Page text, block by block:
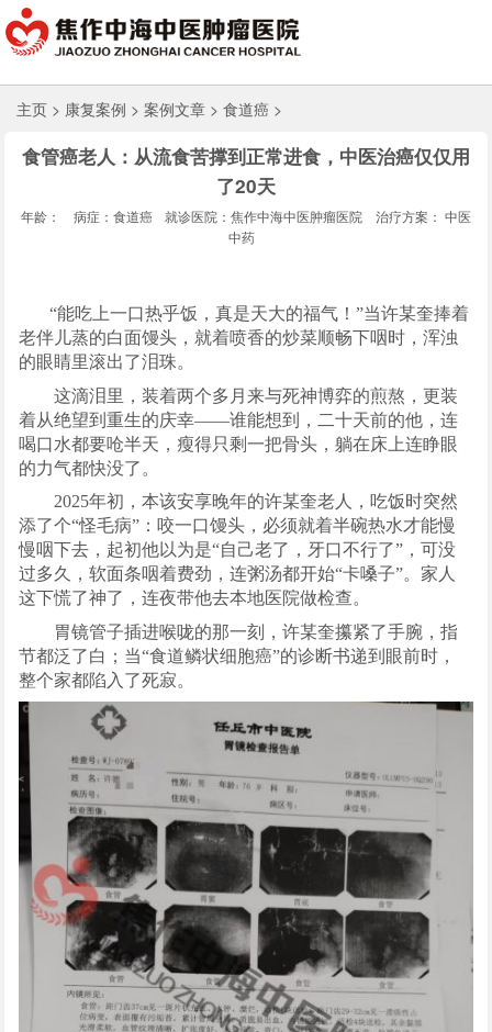
主页 > 康复案例 > 案例文章 > 食道癌 >
食管癌老人：从流食苦撑到正常进食，中医治癌仅仅用
了20天
年龄： 病症：食道癌 就诊医院：焦作中海中医肿瘤医院
治疗方案： 中医
中药
“能吃上一口热乎饭，真是天大的福气！”当许某奎捧着
老伴儿蒸的白面馒头，就着喷香的炒菜顺畅下咽时，浑浊
的眼睛里滚出了泪珠。
这滴泪里，装着两个多月来与死神博弈的煎熬，更装
着从绝望到重生的庆幸——谁能想到，二十天前的他，连
喝口水都要呛半天，瘦得只剩一把骨头，躺在床上连睁眼
的力气都快没了。
2025年初，本该安享晚年的许某奎老人，吃饭时突然
添了个“怪毛病”：咬一口馒头，必须就着半碗热水才能慢
慢咽下去，起初他以为是“自己老了，牙口不行了”，可没
过多久，软面条咽着费劲，连粥汤都开始“卡嗓子”。家人
这下慌了神了，连夜带他去本地医院做检查。
胃镜管子插进喉咙的那一刻，许某奎攥紧了手腕，指
节都泛了白；当“食道鳞状细胞癌”的诊断书递到眼前时，
整个家都陷入了死寂。